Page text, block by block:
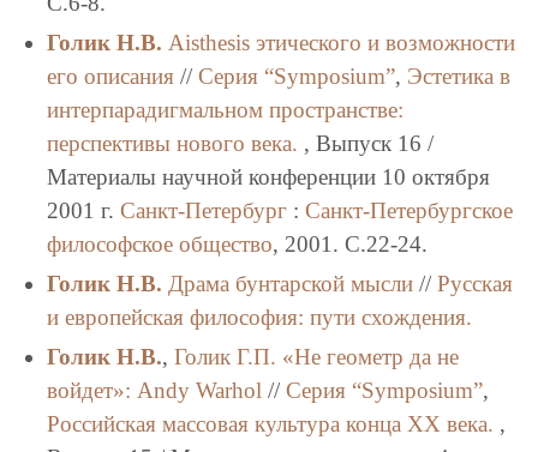
Голик Н.В. Aisthesis этического и возможности
его описания// Серия “Symposium”, Эстетика в
интерпарадигмальном пространстве:
перспективы нового века. , Выпуск 16 /
Материалы научной конференции 10 октября
2001 г. Санкт-Петербург: Санкт-Петербургское
философское общество, 2001. C.22-24.
Голик Н.В. Драма бунтарской мысли// Русская
и европейская философия: пути схождения.
Голик Н.В., Голик Г.П. «Не геометр да не
войдет»: Andy Warhol // Серия “Symposium”,
Российская массовая культура конца XX века. ,